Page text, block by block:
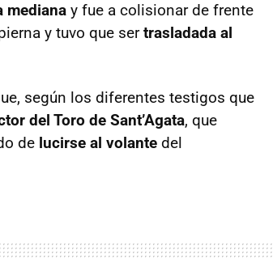
mediana y fue a colisionar de frente
y tuvo que sertrasladada al
según los diferentes testigos que
del Toro de Sant’Agata, que
de lucirse al volante del